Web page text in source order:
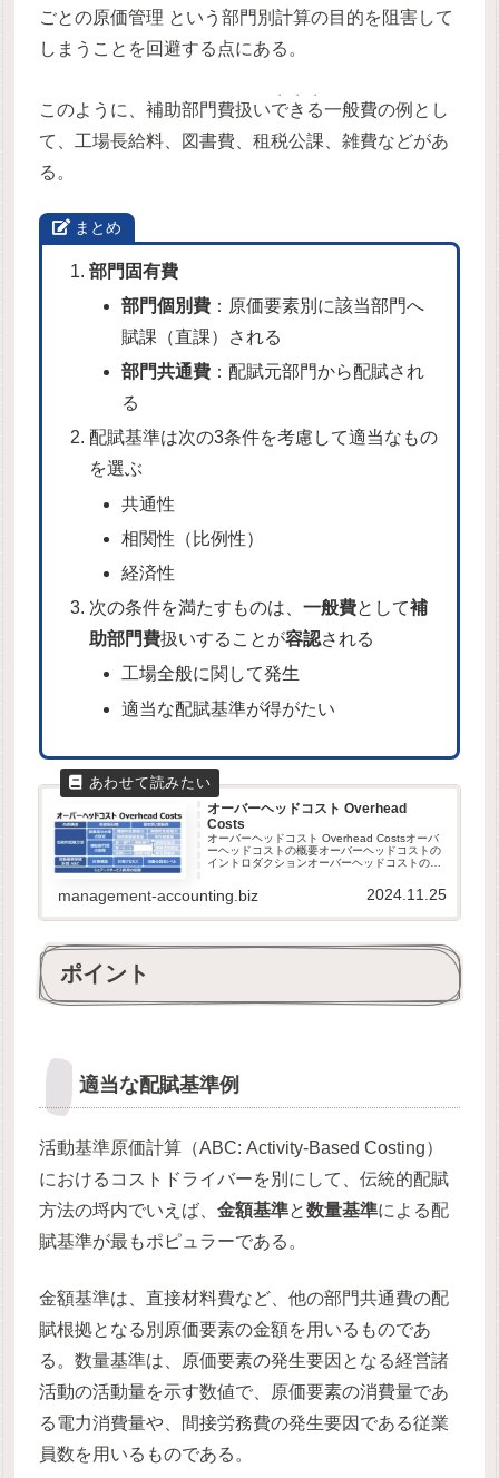
ごとの原価管理 という部門別計算の目的を阻害して
しまうことを回避する点にある。
このように、補助部門費扱いできる
・・・
一般費の例とし
て、工場長給料、図書費、租税公課、雑費などがあ
る。
まとめ
部門固有費
部門個別費 ：原価要素別に該当部門へ
賦課（直課）される
部門共通費 ：配賦元部門から配賦され
る
配賦基準は次の3条件を考慮して適当なもの
を選ぶ
共通性
相関性（比例性）
経済性
次の条件を満たすものは、一般費として補
助部門費扱いすることが容認される
工場全般に関して発生
適当な配賦基準が得がたい
オーバーヘッドコスト Overhead
Costs
オーバーヘッドコスト Overhead Costsオーバ
ーヘッドコストの概要オーバーヘッドコストの
イントロダクションオーバーヘッドコストの位
間接労務費製造管理費操業度との関連による...
management-accounting.biz 2024.11.25
ポイント
適当な配賦基準例
活動基準原価計算（ABC: Activity-Based Costing）
におけるコストドライバーを別にして、伝統的配賦
方法の埒内でいえば、金額基準と数量基準による配
賦基準が最もポピュラーである。
金額基準は、直接材料費など、他の部門共通費の配
賦根拠となる別原価要素の金額を用いるものであ
る。数量基準は、原価要素の発生要因となる経営諸
活動の活動量を示す数値で、原価要素の消費量であ
る電力消費量や、間接労務費の発生要因である従業
員数を用いるものである。